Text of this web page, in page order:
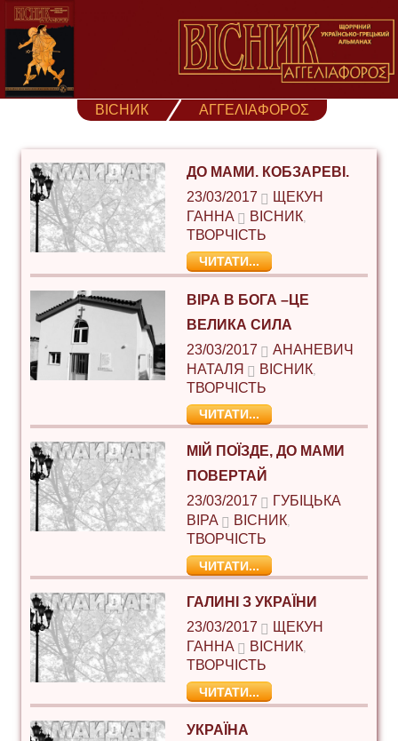
Skip
content
ВІСНИК ΑΓΓΕΛΙΑΦΟΡΟΣ
ДО МАМИ. КОБЗАРЕВІ.
23/03/2017
ЩЕКУН
ГАННА
ВІСНИК
ТВОРЧІСТЬ
ЧИТАТИ...
ВІРА В БОГА –ЦЕ
ВЕЛИКА СИЛА
23/03/2017
АНАНЕВИЧ
НАТАЛЯ
ВІСНИК,
ТВОРЧІСТЬ
ЧИТАТИ...
МІЙ ПОЇЗДЕ, ДО МАМИ
ПОВЕРТАЙ
23/03/2017
ГУБІЦЬКА
ВІРА
ВІСНИК,
ТВОРЧІСТЬ
ЧИТАТИ...
ГАЛИНІ З УКРАЇНИ
23/03/2017
ЩЕКУН
ГАННА
ВІСНИК,
ТВОРЧІСТЬ
ЧИТАТИ...
УКРАЇНА